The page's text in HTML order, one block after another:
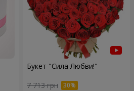
Букет "Сила Любви!"
7 713 грн